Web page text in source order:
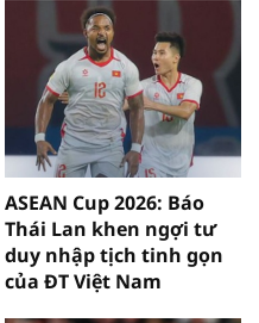
ASEAN Cup 2026: Báo
Thái Lan khen ngợi tư
duy nhập tịch tinh gọn
của ĐT Việt Nam